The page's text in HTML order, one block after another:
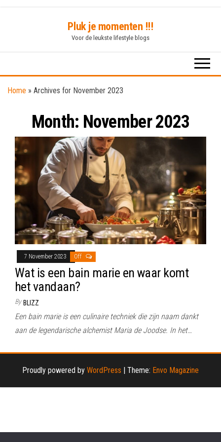
content
Pluk je momenten !!!
Voor de leukste lifestyle blogs
Home » Archives for November 2023
Month: November 2023
7 November 2023 Off
Wat is een bain marie en waar komt
het vandaan?
By BLIZZ
Een bain marie is een culinaire techniek die zijn naam dankt
aan de legendarische alchemist Maria de Joodse. In het…
Proudly powered by WordPress Theme: Envo Magazine